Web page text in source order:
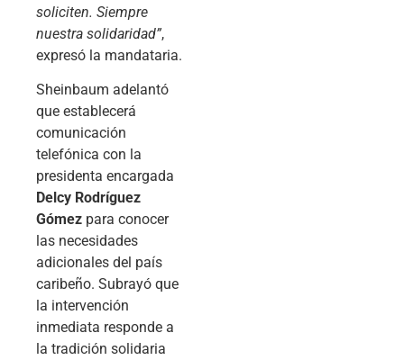
soliciten. Siempre
nuestra solidaridad”,
expresó la mandataria.
Sheinbaum adelantó
que establecerá
comunicación
telefónica con la
presidenta encargada
Delcy Rodríguez
Gómez para conocer
las necesidades
adicionales del país
caribeño. Subrayó que
la intervención
inmediata responde a
la tradición solidaria